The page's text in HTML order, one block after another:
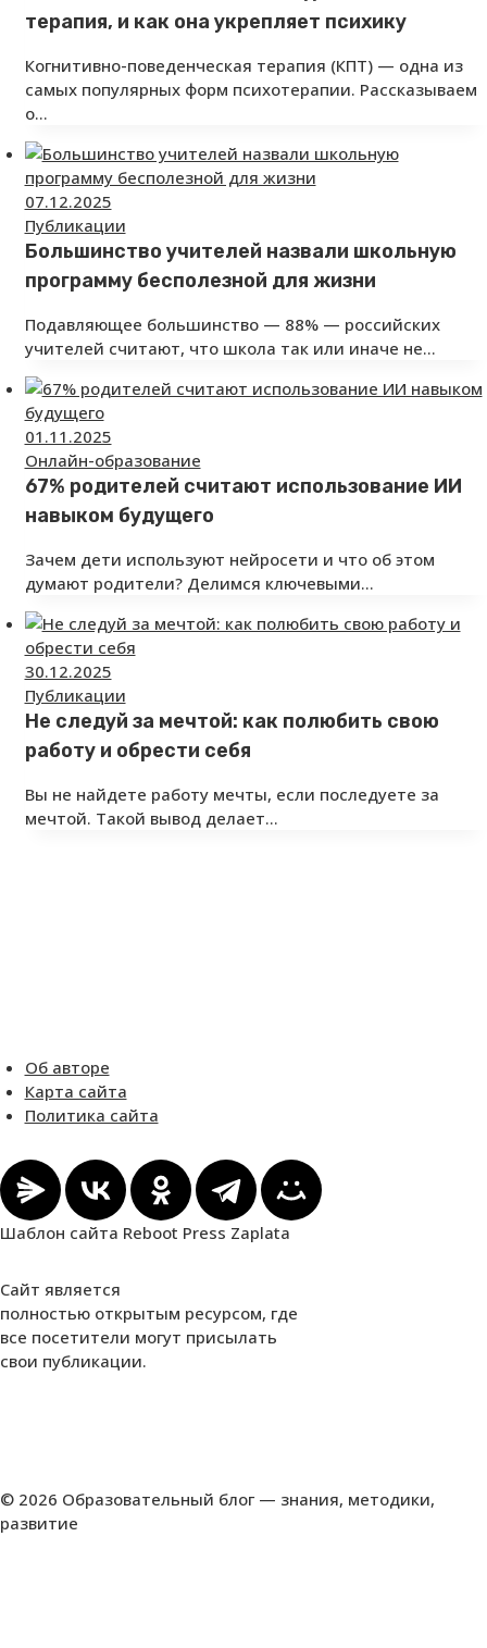
терапия, и как она укрепляет психику
Когнитивно-поведенческая терапия (КПТ) — одна из
самых популярных форм психотерапии. Рассказываем
о…
07.12.2025
Публикации
Большинство учителей назвали школьную
программу бесполезной для жизни
Подавляющее большинство — 88% — российских
учителей считают, что школа так или иначе не…
01.11.2025
Онлайн-образование
67% родителей считают использование ИИ
навыком будущего
Зачем дети используют нейросети и что об этом
думают родители? Делимся ключевыми…
30.12.2025
Публикации
Не следуй за мечтой: как полюбить свою
работу и обрести себя
Вы не найдете работу мечты, если последуете за
мечтой. Такой вывод делает…
Об авторе
Карта сайта
Политика сайта
Шаблон сайта Reboot Press Zaplata
Сайт является
полностью открытым ресурсом, где
все посетители могут присылать
свои публикации.
© 2026 Образовательный блог — знания, методики,
развитие